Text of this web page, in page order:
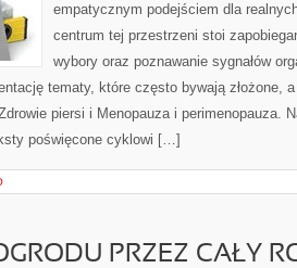
empatycznym podejściem dla
centrum tej przestrzeni stoi
wybory oraz poznawanie sygnałów
tematy, które często bywają złożone,
piersi i Menopauza i perimenopauza.
poświęcone cyklowi […]
PRZEZ CAŁY